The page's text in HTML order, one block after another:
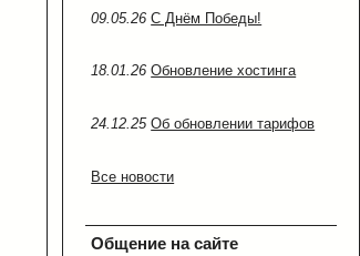
09.05.26C Днём Победы!
18.01.26Обновление хостинга
24.12.25Об обновлении тарифов
Все новости
Общение на сайте